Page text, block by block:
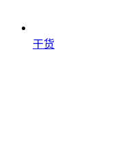
干货